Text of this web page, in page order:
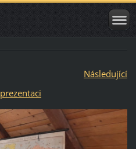
Následující